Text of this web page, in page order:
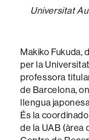
Universitat
Makiko Fukuda,
per la
professora
de Barcelona,
llengua
És la
de la UAB (àrea